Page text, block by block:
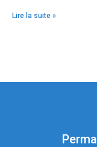
Lire la suite »